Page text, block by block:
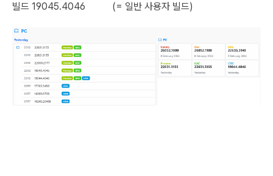
빌드 19045.4046 (= 일반 사용자 빌드)